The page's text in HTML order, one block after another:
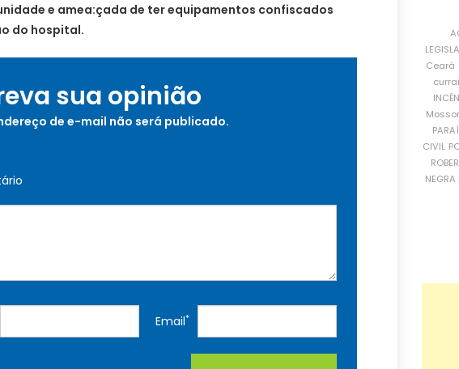
e amea:çada de ter equipamentos confiscados
do hospital.
sua opinião
de e-mail não será publicado.
Email*
Ceará
CIVIL
NEGRA